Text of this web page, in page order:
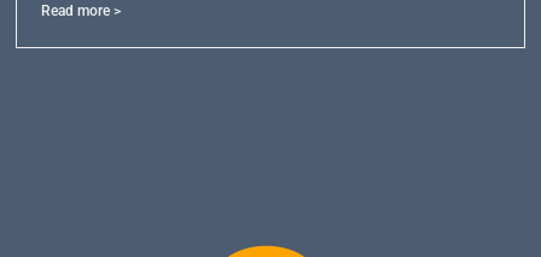
Read more >